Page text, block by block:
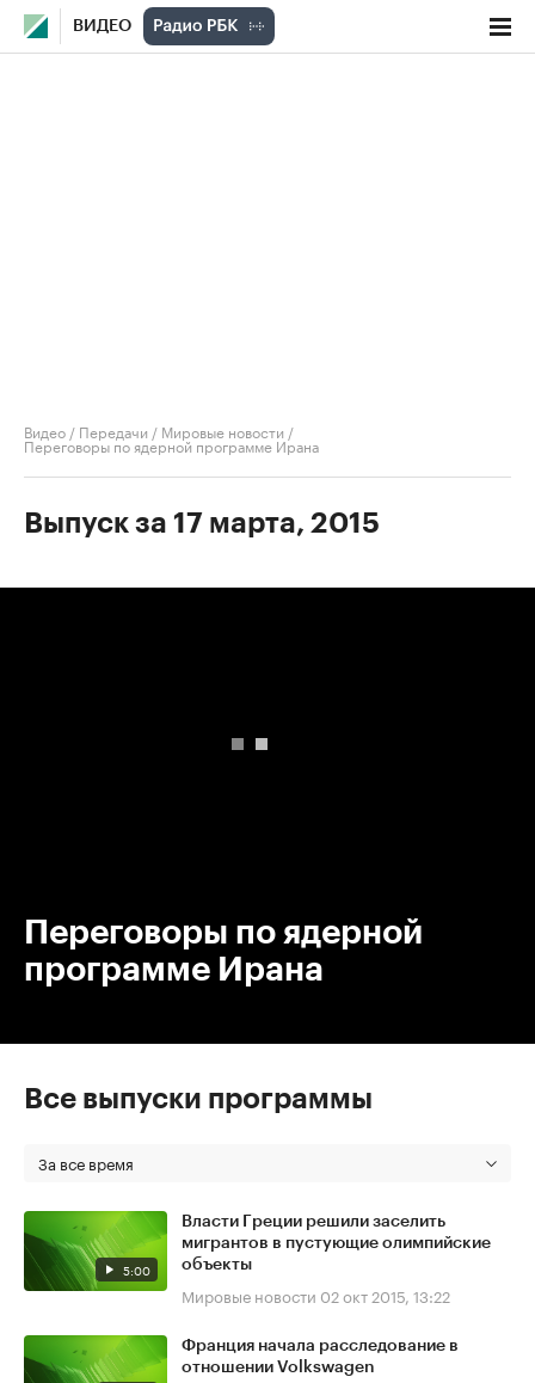
ВИДЕО
Видео / Передачи / Мировые новости /
Переговоры по ядерной программе Ирана
Выпуск за 17 марта, 2015
Переговоры по ядерной
программе Ирана
Все выпуски программы
За все время
5:00
Власти Греции решили заселить
мигрантов в пустующие олимпийские
объекты
Мировые новости 02 окт 2015, 13:22
Франция начала расследование в
отношении Volkswagen